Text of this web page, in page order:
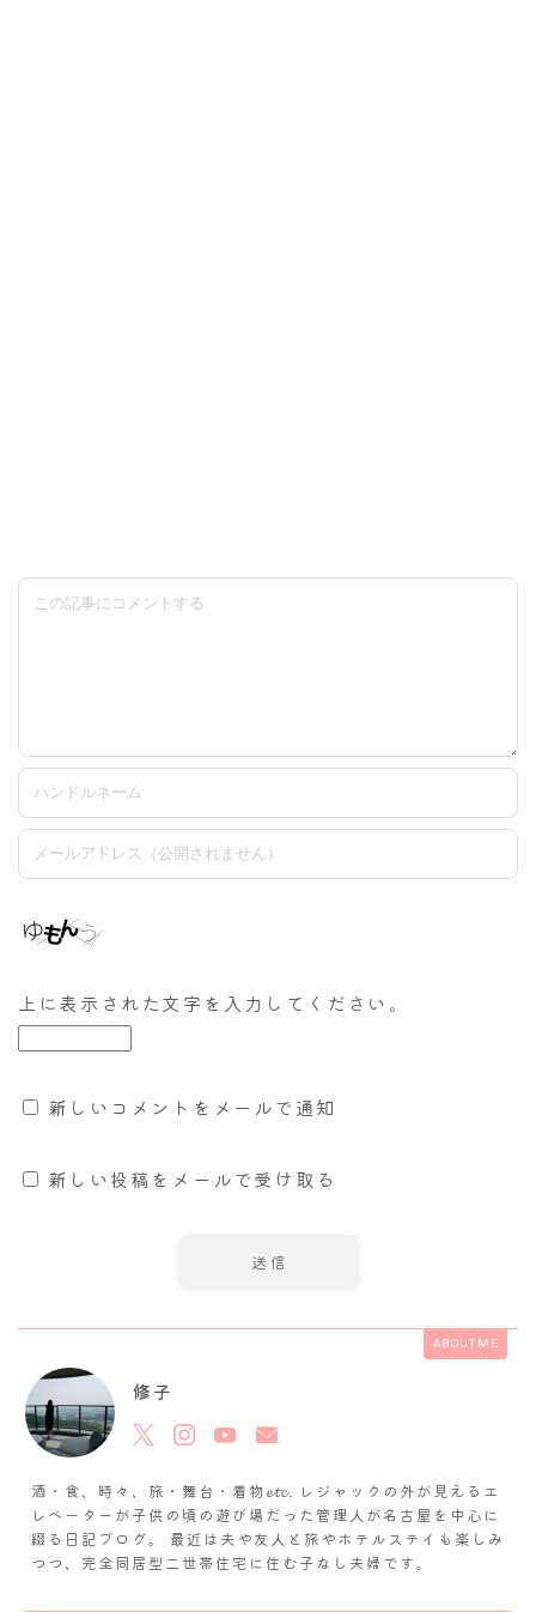
上に表示された文字を入力してください。
新しいコメントをメールで通知
新しい投稿をメールで受け取る
ABOUT ME
修子
酒・食、時々、旅・舞台・着物𝓮𝓽𝓬. レジャックの外が見えるエ
レベーターが子供の頃の遊び場だった管理人が名古屋を中心に
綴る日記ブログ。 最近は夫や友人と旅やホテルステイも楽しみ
つつ、完全同居型二世帯住宅に住む子なし夫婦です。